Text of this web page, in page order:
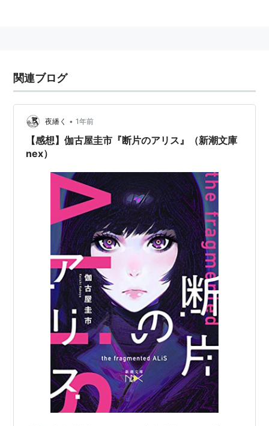
関連ブログ
夜繙く • 1年前
【感想】伽古屋圭市『断片のアリス』（新潮文庫
nex）